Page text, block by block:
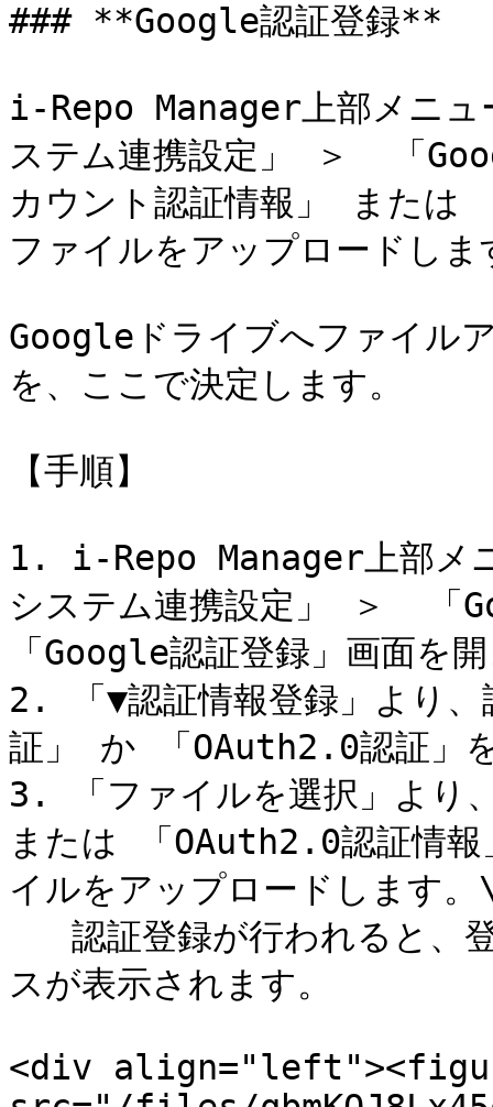
### **Google認証登録**
i-Repo Manager上部メニュ
ステム連携設定」 ＞  「
カウント認証情報」 または
ファイルをアップロードしま
Googleドライブへファイル
を、ここで決定します。
【手順】
1. i-Repo Manager上部メ
システム連携設定」 ＞  「
「Google認証登録」画面を
2. 「▼認証情報登録」より、
証」 か 「OAuth2.0認証」
3. 「ファイルを選択」より
または 「OAuth2.0認証情報
イルをアップロードします
スが表示されます。
<div